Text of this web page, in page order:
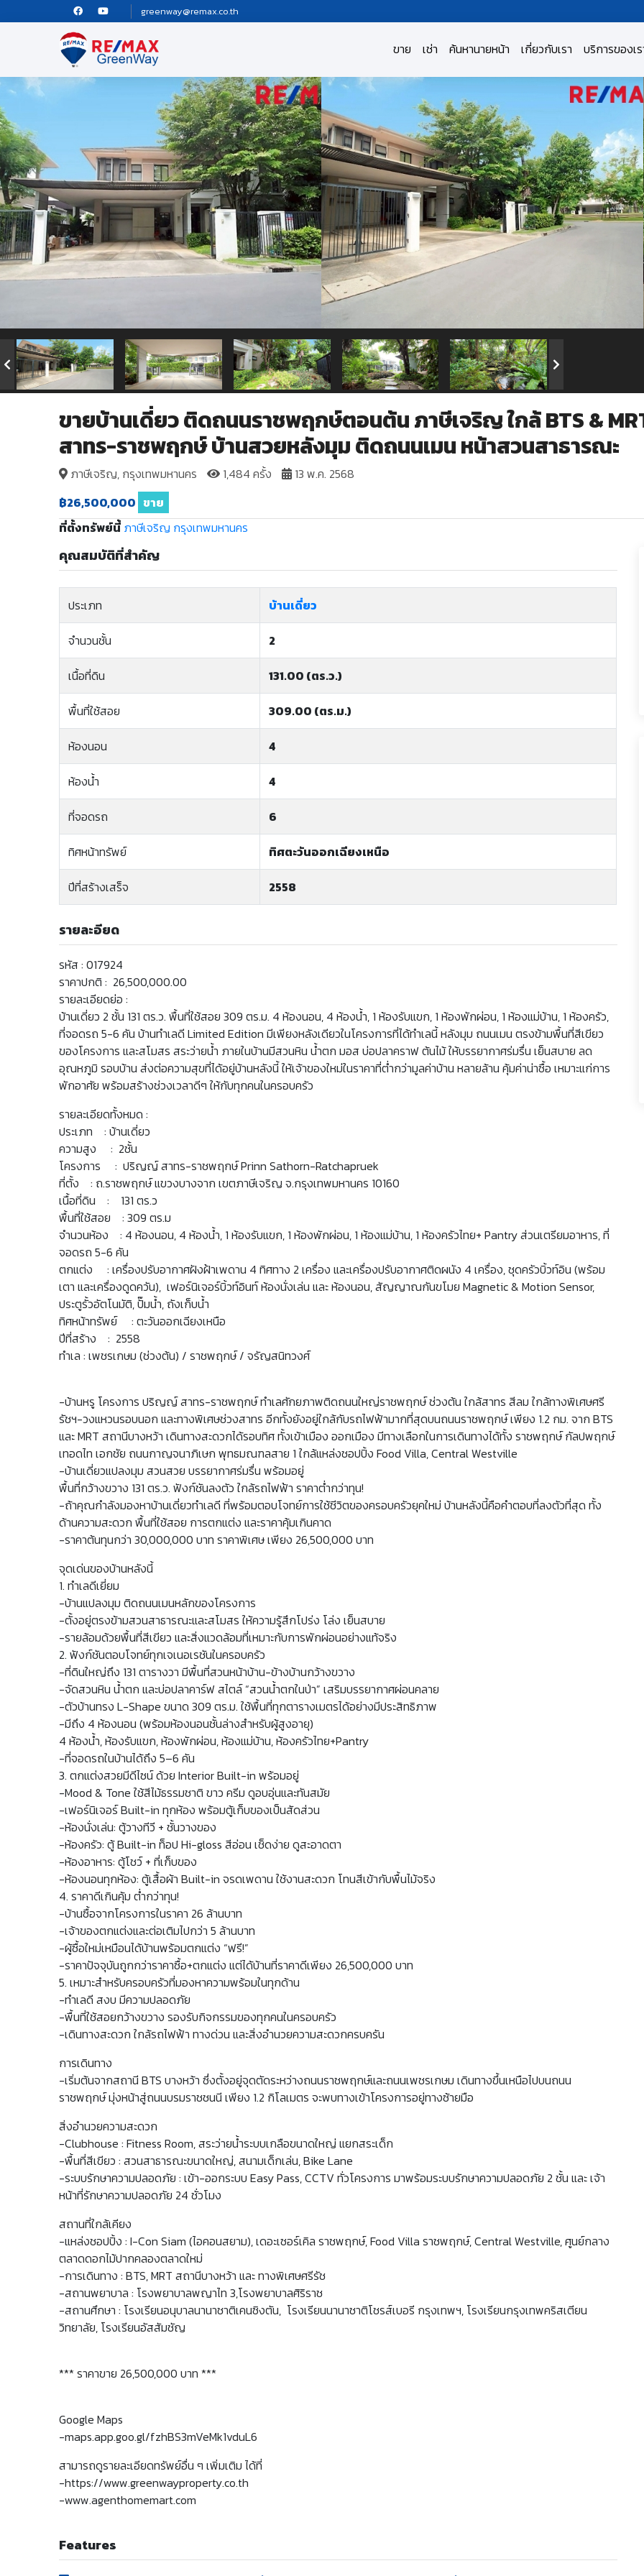
greenway@remax.co.th
ขาย เช่า ค้นหานายหน้า เกี่ยวกับเรา บริการของเ
ขายบ้านเดี่ยว ติดถนนราชพฤกษ์ตอนต้น ภาษีเจริญ ใกล้ BTS &
สาทร-ราชพฤกษ์ บ้านสวยหลังมุม ติดถนนเมน หน้าสวนสาธารณะ
ภาษีเจริญ, กรุงเทพมหานคร 1,484 ครั้ง
13 พ.ค. 2568
฿26,500,000 ขาย
ที่ตั้งทรัพย์นี้ ภาษีเจริญ กรุงเทพมหานคร
คุณสมบัติที่สำคัญ
ประเภท บ้านเดี่ยว
จำนวนชั้น 2
เนื้อที่ดิน 131.00 (ตร.ว.)
พื้นที่ใช้สอย 309.00 (ตร.ม.)
ห้องนอน 4
ห้องน้ำ 4
ที่จอดรถ 6
ทิศหน้าทรัพย์ ทิศตะวันออกเฉียงเหนือ
ปีที่สร้างเสร็จ 2558
รายละอียด
รหัส : 017924
ราคาปกติ : 26,500,000.00
รายละเอียดย่อ :
บ้านเดี่ยว 2 ชั้น 131 ตร.ว. พื้นที่ใช้สอย 309 ตร.ม. 4 ห้องนอน, 4 ห้องน้ำ, 1 ห้องรับแขก, 1 ห้องพักผ่อน, 1 ห้องแม่บ้าน, 1 ห้องครัว,
ที่จอดรถ 5-6 คัน บ้านทำเลดี Limited Edition มีเพียงหลังเดียวในโครงการที่ได้ทำเลนี้ หลังมุม ถนนเมน ตรงข้ามพื้นที่สีเขียว
ของโครงการ และสโมสร สระว่ายน้ำ ภายในบ้านมีสวนหิน น้ำตก มอส บ่อปลาคราฟ ต้นไม้ ให้บรรยากาศร่มรื่น เย็นสบาย ลด
อุณหภูมิ รอบบ้าน ส่งต่อความสุขที่ได้อยู่บ้านหลังนี้ ให้เจ้าของใหม่ในราคาที่ต่ำกว่ามูลค่าบ้าน หลายล้าน คุ้มค่าน่าซื้อ เหมาะแก่การ
พักอาศัย พร้อมสร้างช่วงเวลาดีๆ ให้กับทุกคนในครอบครัว
รายละเอียดทั้งหมด :
ประเภท : บ้านเดี่ยว
ความสูง : 2ชั้น
โครงการ : ปริญญ์ สาทร-ราชพฤกษ์ Prinn Sathorn-Ratchapruek
ที่ตั้ง : ถ.ราชพฤกษ์ แขวงบางจาก เขตภาษีเจริญ จ.กรุงเทพมหานคร 10160
เนื้อที่ดิน : 131 ตร.ว
พื้นที่ใช้สอย : 309 ตร.ม
จำนวนห้อง : 4 ห้องนอน, 4 ห้องน้ำ, 1 ห้องรับแขก, 1 ห้องพักผ่อน, 1 ห้องแม่บ้าน, 1 ห้องครัวไทย+ Pantry ส่วนเตรียมอาหาร, ที่
จอดรถ 5-6 คัน
ตกแต่ง : เครื่องปรับอากาศฝังฝ้าเพดาน 4 ทิศทาง 2 เครื่อง และเครื่องปรับอากาศติดผนัง 4 เครื่อง, ชุดครัวบิ้วท์อิน (พร้อม
เตา และเครื่องดูดควัน), เฟอร์นิเจอร์บิ้วท์อินท์ ห้องนั่งเล่น และ ห้องนอน, สัญญาณกันขโมย Magnetic & Motion Sensor,
ประตูรั้วอัตโนมัติ, ปั๊มน้ำ, ถังเก็บน้ำ
ทิศหน้าทรัพย์ : ตะวันออกเฉียงเหนือ
ปีที่สร้าง : 2558
ทำเล : เพชรเกษม (ช่วงต้น) / ราชพฤกษ์ / จรัญสนิทวงศ์
-บ้านหรู โครงการ ปริญญ์ สาทร-ราชพฤกษ์ ทำเลศักยภาพติดถนนใหญ่ราชพฤกษ์ ช่วงต้น ใกล้สาทร สีลม ใกล้ทางพิเศษศรี
รัชฯ-วงแหวนรอบนอก และทางพิเศษช่วงสาทร อีกทั้งยังอยู่ใกล้กับรถไฟฟ้ามากที่สุดบนถนนราชพฤกษ์ เพียง 1.2 กม. จาก BTS
และ MRT สถานีบางหว้า เดินทางสะดวกได้รอบทิศ ทั้งเข้าเมือง ออกเมือง มีทางเลือกในการเดินทางได้ทั้ง ราชพฤกษ์ กัลปพฤกษ์
เทอดไท เอกชัย ถนนกาญจนาภิเษก พุทธมณฑลสาย 1 ใกล้แหล่งชอปปิ้ง Food Villa, Central Westville
-บ้านเดี่ยวแปลงมุม สวนสวย บรรยากาศร่มรื่น พร้อมอยู่
พื้นที่กว้างขวาง 131 ตร.ว. ฟังก์ชันลงตัว ใกล้รถไฟฟ้า ราคาต่ำกว่าทุน!
-ถ้าคุณกำลังมองหาบ้านเดี่ยวทำเลดี ที่พร้อมตอบโจทย์การใช้ชีวิตของครอบครัวยุคใหม่ บ้านหลังนี้คือคำตอบที่ลงตัวที่สุด ทั้ง
ด้านความสะดวก พื้นที่ใช้สอย การตกแต่ง และราคาคุ้มเกินคาด
-ราคาต้นทุนกว่า 30,000,000 บาท ราคาพิเศษ เพียง 26,500,000 บาท
จุดเด่นของบ้านหลังนี้
1. ทำเลดีเยี่ยม
-บ้านแปลงมุม ติดถนนเมนหลักของโครงการ
-ตั้งอยู่ตรงข้ามสวนสาธารณะและสโมสร ให้ความรู้สึกโปร่ง โล่ง เย็นสบาย
-รายล้อมด้วยพื้นที่สีเขียว และสิ่งแวดล้อมที่เหมาะกับการพักผ่อนอย่างแท้จริง
2. ฟังก์ชันตอบโจทย์ทุกเจเนอเรชันในครอบครัว
-ที่ดินใหญ่ถึง 131 ตารางวา มีพื้นที่สวนหน้าบ้าน-ข้างบ้านกว้างขวาง
-จัดสวนหิน น้ำตก และบ่อปลาคาร์ฟ สไตล์ “สวนน้ำตกในป่า” เสริมบรรยากาศผ่อนคลาย
-ตัวบ้านทรง L-Shape ขนาด 309 ตร.ม. ใช้พื้นที่ทุกตารางเมตรได้อย่างมีประสิทธิภาพ
-มีถึง 4 ห้องนอน (พร้อมห้องนอนชั้นล่างสำหรับผู้สูงอายุ)
4 ห้องน้ำ, ห้องรับแขก, ห้องพักผ่อน, ห้องแม่บ้าน, ห้องครัวไทย+Pantry
-ที่จอดรถในบ้านได้ถึง 5–6 คัน
3. ตกแต่งสวยมีดีไซน์ ด้วย Interior Built-in พร้อมอยู่
-Mood & Tone ใช้สีไม้ธรรมชาติ ขาว ครีม ดูอบอุ่นและทันสมัย
-เฟอร์นิเจอร์ Built-in ทุกห้อง พร้อมตู้เก็บของเป็นสัดส่วน
-ห้องนั่งเล่น: ตู้วางทีวี + ชั้นวางของ
-ห้องครัว: ตู้ Built-in ท็อป Hi-gloss สีอ่อน เช็ดง่าย ดูสะอาดตา
-ห้องอาหาร: ตู้โชว์ + ที่เก็บของ
-ห้องนอนทุกห้อง: ตู้เสื้อผ้า Built-in จรดเพดาน ใช้งานสะดวก โทนสีเข้ากับพื้นไม้จริง
4. ราคาดีเกินคุ้ม ต่ำกว่าทุน!
-บ้านซื้อจากโครงการในราคา 26 ล้านบาท
-เจ้าของตกแต่งและต่อเติมไปกว่า 5 ล้านบาท
-ผู้ซื้อใหม่เหมือนได้บ้านพร้อมตกแต่ง “ฟรี!”
-ราคาปัจจุบันถูกกว่าราคาซื้อ+ตกแต่ง แต่ได้บ้านที่ราคาดีเพียง 26,500,000 บาท
5. เหมาะสำหรับครอบครัวที่มองหาความพร้อมในทุกด้าน
-ทำเลดี สงบ มีความปลอดภัย
-พื้นที่ใช้สอยกว้างขวาง รองรับกิจกรรมของทุกคนในครอบครัว
-เดินทางสะดวก ใกล้รถไฟฟ้า ทางด่วน และสิ่งอำนวยความสะดวกครบครัน
การเดินทาง
-เริ่มต้นจากสถานี BTS บางหว้า ซึ่งตั้งอยู่จุดตัดระหว่างถนนราชพฤกษ์และถนนเพชรเกษม เดินทางขึ้นเหนือไปบนถนน
ราชพฤกษ์ มุ่งหน้าสู่ถนนบรมราชชนนี เพียง 1.2 กิโลเมตร จะพบทางเข้าโครงการอยู่ทางซ้ายมือ
สิ่งอำนวยความสะดวก
-Clubhouse : Fitness Room, สระว่ายน้ำระบบเกลือขนาดใหญ่ แยกสระเด็ก
-พื้นที่สีเขียว : สวนสาธารณะขนาดใหญ่, สนามเด็กเล่น, Bike Lane
-ระบบรักษาความปลอดภัย : เข้า-ออกระบบ Easy Pass, CCTV ทั่วโครงการ มาพร้อมระบบรักษาความปลอดภัย 2 ชั้น และ เจ้า
หน้าที่รักษาความปลอดภัย 24 ชั่วโมง
สถานที่ใกล้เคียง
-แหล่งชอปปิ้ง : I-Con Siam (ไอคอนสยาม), เดอะเซอร์เคิล ราชพฤกษ์, Food Villa ราชพฤกษ์, Central Westville, ศูนย์กลาง
ตลาดดอกไม้ปากคลองตลาดใหม่
-การเดินทาง : BTS, MRT สถานีบางหว้า และ ทางพิเศษศรีรัช
-สถานพยาบาล : โรงพยาบาลพญาไท 3,โรงพยาบาลศิริราช
-สถานศึกษา : โรงเรียนอนุบาลนานาชาติเคนซิงตัน, โรงเรียนนานาชาติโชรส์เบอรี กรุงเทพฯ, โรงเรียนกรุงเทพคริสเตียน
วิทยาลัย, โรงเรียนอัสสัมชัญ
*** ราคาขาย 26,500,000 บาท ***
Google Maps
-maps.app.goo.gl/fzhBS3mVeMk1vduL6
สามารถดูรายละเอียดทรัพย์อื่น ๆ เพิ่มเติม ได้ที่
-https://www.greenwayproperty.co.th
-www.agenthomemart.com
Features